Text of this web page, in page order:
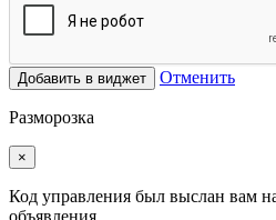
Добавить в виджет Отменить
Разморозка
×
Код управления был выслан вам